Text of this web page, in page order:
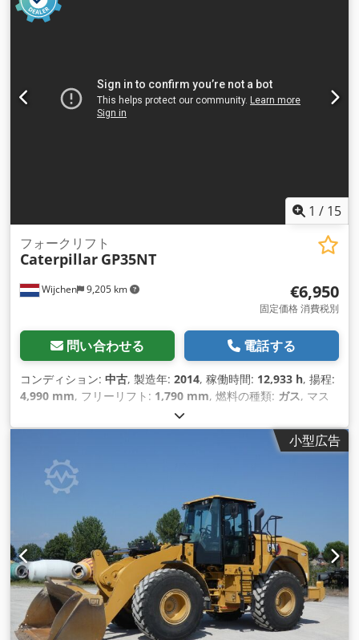
1 / 15
Wijchen 9,205 km
フォークリフト
Caterpillar GP35NT
€6,950
固定価格 消費税別
問い合わせる 電話する
コンディション: 中古, 製造年: 2014, 稼働時間: 12,933 h, 揚程:
4,990 mm, フリーリフト: 1,790 mm, 燃料の種類: ガス, マス
, フォーク長:
1,120 mm, 全高:2,370 mm, 全長:2,850 mm, 全幅:1,280
小型広告